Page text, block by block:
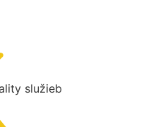
služieb